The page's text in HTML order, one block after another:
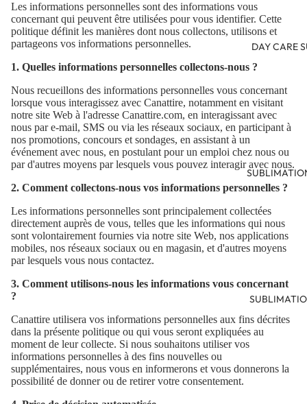
DAY CARE
Les informations personnelles sont des informations vous
concernant qui peuvent être utilisées pour vous identifier. Cette
politique définit les manières dont nous collectons, utilisons et
partageons vos informations personnelles.
1. Quelles informations personnelles collectons-nous ?
Nous recueillons des informations personnelles vous concernant
lorsque vous interagissez avec Canattire, notamment en visitant
notre site Web à l'adresse Canattire.com, en interagissant avec
nous par e-mail, SMS ou via les réseaux sociaux, en participant à
nos promotions, concours et sondages, en assistant à un
événement avec nous, en postulant pour un emploi chez nous ou
par d'autres moyens par lesquels vous pouvez interagir avec nous.
2. Comment collectons-nous vos informations personnelles ?
Les informations personnelles sont principalement collectées
directement auprès de vous, telles que les informations qui nous
sont volontairement fournies via notre site Web, nos applications
mobiles, nos réseaux sociaux ou en magasin, et d'autres moyens
par lesquels vous nous contactez.
3. Comment utilisons-nous les informations vous concernant
?
Canattire utilisera vos informations personnelles aux fins décrites
dans la présente politique ou qui vous seront expliquées au
moment de leur collecte. Si nous souhaitons utiliser vos
informations personnelles à des fins nouvelles ou
supplémentaires, nous vous en informerons et vous donnerons la
possibilité de donner ou de retirer votre consentement.